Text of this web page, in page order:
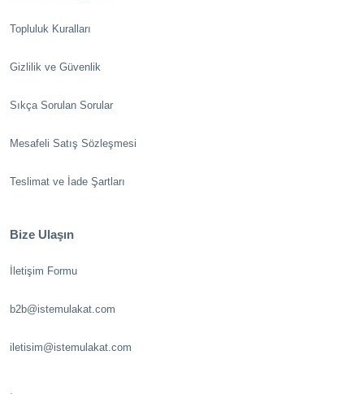
Topluluk Kuralları
Gizlilik ve Güvenlik
Sıkça Sorulan Sorular
Mesafeli Satış Sözleşmesi
Teslimat ve İade Şartları
Bize Ulaşın
İletişim Formu
b2b@istemulakat.com
iletisim@istemulakat.com